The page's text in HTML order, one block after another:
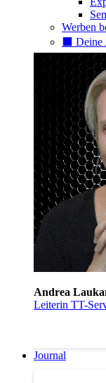
Werben
⬛️
Andrea
Leiterin TT-
Journal